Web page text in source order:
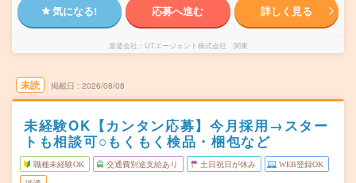
気になる! 応募へ進む 詳しく見る
派遣会社 UTエージェント株式会社 関東
未読 掲載日 2026/08/08
未経験OK【カンタン応募】今月採用→スター
トも相談可○もくもく検品・梱包など
職種未経験OK 交通費別途支給あり 土日祝日が休み WEB登録OK